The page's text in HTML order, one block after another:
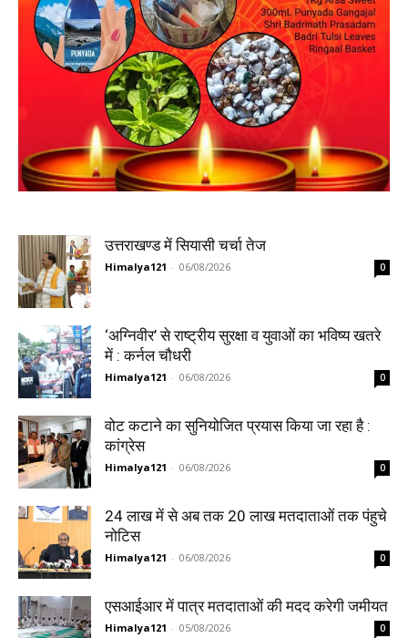
उत्तराखण्ड में सियासी चर्चा तेज
Himalya121 - 06/08/2026 0
‘अग्निवीर’ से राष्ट्रीय सुरक्षा व युवाओं का भविष्य खतरे
में : कर्नल चौधरी
Himalya121 - 06/08/2026 0
वोट कटाने का सुनियोजित प्रयास किया जा रहा है :
कांग्रेस
Himalya121 - 06/08/2026 0
24 लाख में से अब तक 20 लाख मतदाताओं तक पंहुचे
नोटिस
Himalya121 - 06/08/2026 0
एसआईआर में पात्र मतदाताओं की मदद करेगी जमीयत
Himalya121 - 05/08/2026 0